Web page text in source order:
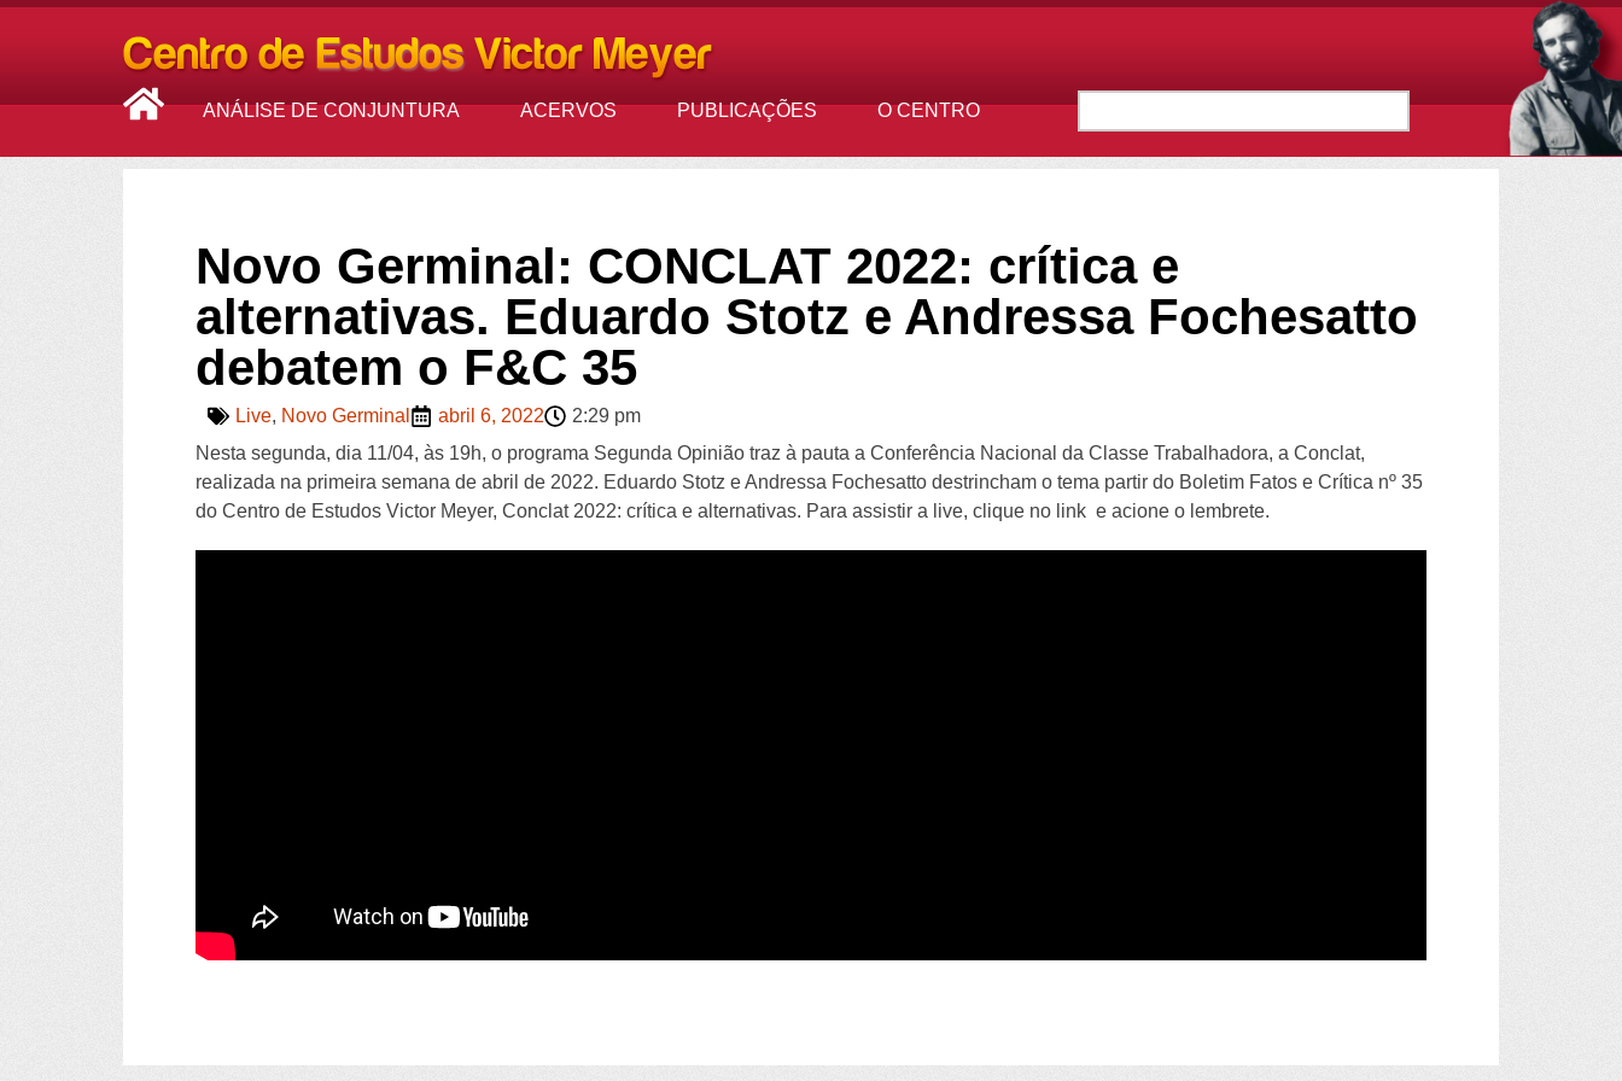
ANÁLISE DE CONJUNTURA ACERVOS PUBLICAÇÕES O CENTRO
Novo Germinal: CONCLAT 2022: crítica e
alternativas. Eduardo Stotz e Andressa Fochesatto
debatem o F&C 35
Live, Novo Germinal abril 6, 2022
2:29 pm
Nesta segunda, dia 11/04, às 19h, o programa Segunda Opinião traz à pauta a Conferência Nacional da Classe Trabalhadora, a Conclat,
realizada na primeira semana de abril de 2022. Eduardo Stotz e Andressa Fochesatto destrincham o tema partir do Boletim Fatos e Crítica nº 35
do Centro de Estudos Victor Meyer, Conclat 2022: crítica e alternativas. Para assistir a live, clique no link e acione o lembrete.